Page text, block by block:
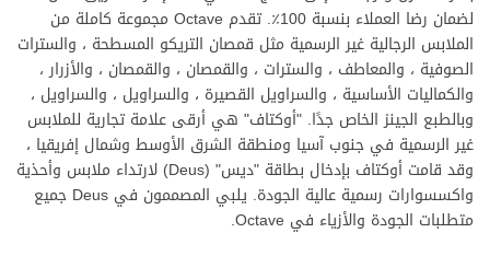
لضمان رضا العملاء بنسبة 100٪. تقدم Octave مجموعة كاملة من
الملابس الرجالية غير الرسمية مثل قمصان التريكو المسطحة ، والسترات
الصوفية ، والمعاطف ، والسترات ، والقمصان ، والقمصان ، والأزرار ،
والكماليات الأساسية ، والسراويل القصيرة ، والسراويل ، والسراويل ،
وبالطبع الجينز الخاص جدًا. "أوكتاف" هي أرقى علامة تجارية للملابس
غير الرسمية في جنوب آسيا ومنطقة الشرق الأوسط وشمال إفريقيا ،
وقد قامت أوكتاف بإدخال بطاقة "ديس" (Deus) لارتداء ملابس وأحذية
واكسسوارات رسمية عالية الجودة. يلبي المصممون في Deus جميع
متطلبات الجودة والأزياء في Octave.